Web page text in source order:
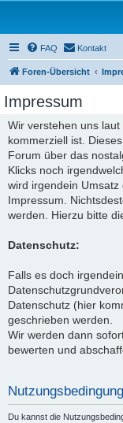
FAQ Kontakt
Foren-Übersicht
Impressum
Wir verstehen uns
kommerziell ist.
Forum über das
Klicks noch
wird irgendein
Impressum.
werden. Hierzu bitte
Datenschutz:
Falls es doch
Datenschutz (hier
geschrieben werden.
Wir werden dann
bewerten und
Du kannst die